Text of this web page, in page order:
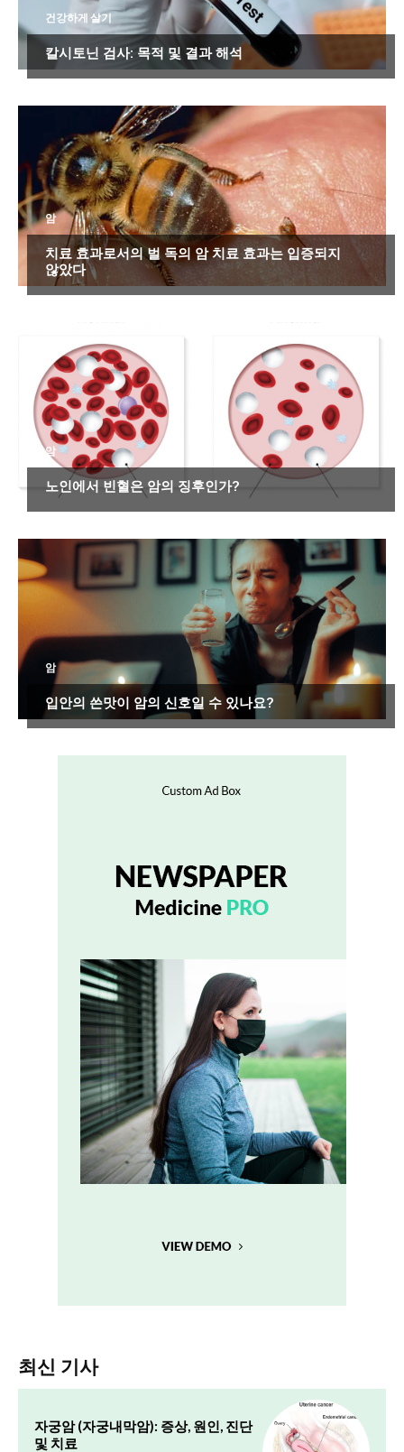
건강하게 살기
칼시토닌 검사: 목적 및 결과 해석
암
치료 효과로서의 벌 독의 암 치료 효과는 입증되지
않았다
암
노인에서 빈혈은 암의 징후인가?
암
입안의 쓴맛이 암의 신호일 수 있나요?
최신 기사
자궁암 (자궁내막암): 증상, 원인, 진단
및 치료